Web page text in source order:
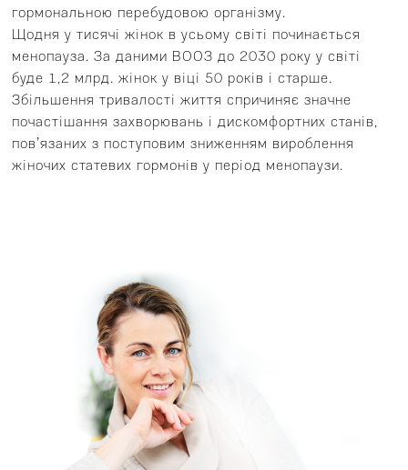
гормональною перебудовою організму.
Щодня у тисячі жінок в усьому світі починається
менопауза. За даними ВООЗ до 2030 року у світі
буде 1,2 млрд. жінок у віці 50 років і старше.
Збільшення тривалості життя спричиняє значне
почастішання захворювань і дискомфортних станів,
пов’язаних з поступовим зниженням вироблення
жіночих статевих гормонів у період менопаузи.